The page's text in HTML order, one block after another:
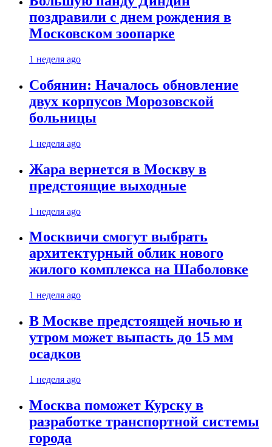
поздравили с днем рождения в
Московском зоопарке
1 неделя ago
Собянин: Началось обновление
двух корпусов Морозовской
больницы
1 неделя ago
Жара вернется в Москву в
предстоящие выходные
1 неделя ago
Москвичи смогут выбрать
архитектурный облик нового
жилого комплекса на Шаболовке
1 неделя ago
В Москве предстоящей ночью и
утром может выпасть до 15 мм
осадков
1 неделя ago
Москва поможет Курску в
разработке транспортной системы
города